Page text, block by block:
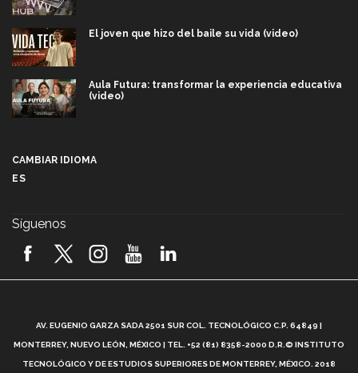
El joven que hizo del baile su vida (video)
Aula Futura: transformar la experiencia educativa
(video)
2026! (video)
¿Cómo es el Modelo Educativo Tec? (video)
CAMBIAR IDIOMA
ES
Síguenos
AV. EUGENIO GARZA SADA 2501 SUR COL. TECNOLÓGICO C.P. 64849 |
MONTERREY, NUEVO LEÓN, MÉXICO | TEL. +52 (81) 8358-2000 D.R.© INSTITUTO
TECNOLÓGICO Y DE ESTUDIOS SUPERIORES DE MONTERREY, MÉXICO. 2018